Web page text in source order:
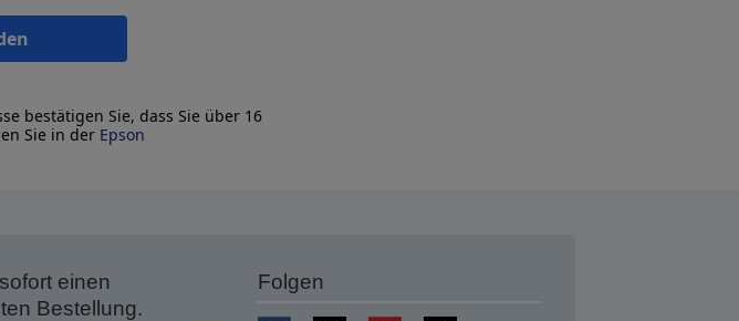
bestätigen Sie, dass Sie über 16
Sie in der Epson
einen
Bestellung.
Folgen